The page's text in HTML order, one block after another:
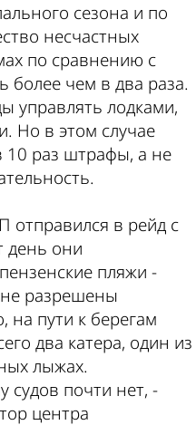
сезона и по
несчастных
по сравнению с
чем в два раза.
управлять лодками,
Но в этом случае
10 раз штрафы, а не
отправился в рейд с
день они
пляжи -
разрешены
на пути к берегам
два катера, один из
лыжах.
судов почти нет, -
центра